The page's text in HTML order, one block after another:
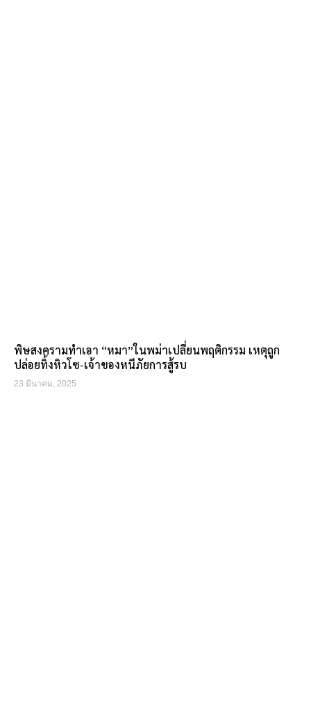
พิษสงครามทำเอา “หมา”ในพม่าเปลี่ยนพฤติกรรม เหตุถูก
ปล่อยทิ้งหิวโซ-เจ้าของหนีภัยการสู้รบ
23 มีนาคม, 2025